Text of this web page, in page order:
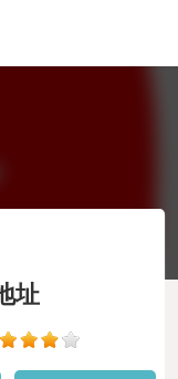
址